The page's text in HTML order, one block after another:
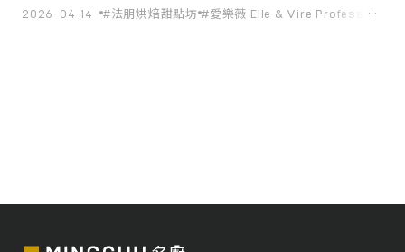
同推出母親節限定甜點系列，主打以市場唯一
2026-04-14 #法朋烘焙甜點坊 #愛樂薇 Elle & Vire Professionnel
...